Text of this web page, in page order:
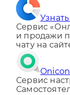
Сервис
и продажи
чату на
Сервис
рекламы в